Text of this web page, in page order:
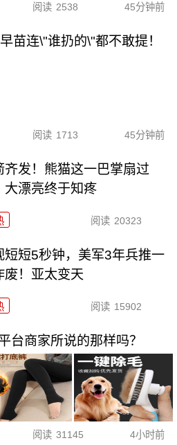
阅读 2538 45分钟前
苗连\"谁扔的\"都不敢提！
阅读 1713 45分钟前
齐发！熊猫这一巴掌扇过
大漂亮终于知疼
阅读 20323
短短5秒钟，美军3年兵推一
废！亚太变天
阅读 15902
台商家所说的那样吗？
阅读 31145 4小时前